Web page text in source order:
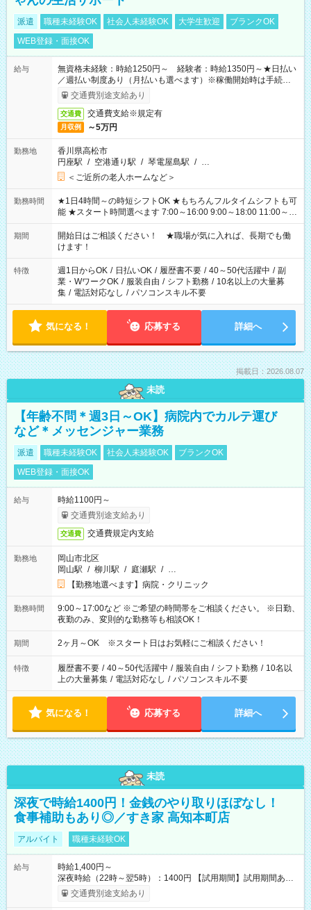
派遣 職種未経験OK 社会人未経験OK 大学生歓迎
ブランクOK
WEB登録・面接OK
給与
無資格未経験：時給1250円～ 経験者：時給1350円～★日払い
／週払い制度あり（月払いも選べます）※稼働開始時は手続き完
了次第のお支払いとなります。
交通費別途支給あり
交通費 交通費支給※規定有
月収例 ～5万円
勤務地
香川県高松市
円座駅 / 空港通り駅 / 琴電屋島駅 / …
＜ご近所の老人ホームなど＞
勤務時間
★1日4時間～の時短シフトOK ★もちろんフルタイムシフトも可
能 ★スタート時間選べます 7:00～16:00 9:00～18:00 11:00～
20:00 など 残業なし！ ※Wワークの場合、他のお仕事と合わせ
週40時間超の就業はご案内できません ※法令に基づき、週20時
間以上勤務は社会保険への加入対象となります ※労働者派遣法
（日雇い派遣の原則禁止）により、短時間・短期間の就業はご
案内が難しい場合があります
期間
開始日はご相談ください！ ★職場が気に入れば、長期でも働
けます！
特徴 週1日からOK / 日払いOK / 履歴書不要 / 40～50代活躍中 / 副
業・WワークOK / 服装自由 / シフト勤務 / 10名以上の大量募
集 / 電話対応なし / パソコンスキル不要
気になる！ 応募する 詳細へ
掲載日：2026.08.07
未読
【年齢不問＊週3日～OK】病院内でカルテ運び
など＊メッセンジャー業務
派遣 職種未経験OK 社会人未経験OK
ブランクOK
WEB登録・面接OK
給与
時給1100円～
交通費別途支給あり
交通費 交通費規定内支給
勤務地
岡山市北区
岡山駅 / 柳川駅 / 庭瀬駅 / …
【勤務地選べます】病院・クリニック
勤務時間
9:00～17:00など ※ご希望の時間帯をご相談ください。 ※日勤、
夜勤のみ、変則的な勤務等も相談OK！
期間 2ヶ月～OK ※スタート日はお気軽にご相談ください！
特徴 履歴書不要 / 40～50代活躍中 / 服装自由 / シフト勤務 / 10名以
上の大量募集 / 電話対応なし / パソコンスキル不要
気になる！ 応募する 詳細へ
未読
深夜で時給1400円！金銭のやり取りほぼなし！
食事補助もあり◎／すき家 高知本町店
アルバイト 職種未経験OK
給与
時給1,400円～
深夜時給（22時～翌5時）：1400円 【試用期間】試用期間あり
試用期間の長さ：1ヶ月 雇用形態、給与は本採用時と同じです。
試用期間の実態は30日（※条件変更なし）ですが、切り上げで
交通費別途支給あり